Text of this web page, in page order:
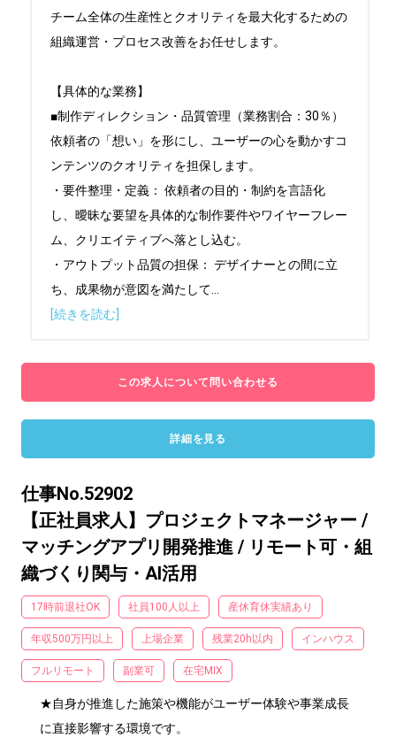
チーム全体の生産性とクオリティを最大化するための
組織運営・プロセス改善をお任せします。
【具体的な業務】
■制作ディレクション・品質管理（業務割合：30％）
依頼者の「想い」を形にし、ユーザーの心を動かすコ
ンテンツのクオリティを担保します。
・要件整理・定義： 依頼者の目的・制約を言語化
し、曖昧な要望を具体的な制作要件やワイヤーフレー
ム、クリエイティブへ落とし込む。
・アウトプット品質の担保： デザイナーとの間に立
ち、成果物が意図を満たして
[続きを読む]
この求人について問い合わせる
詳細を見る
仕事No.52902
【正社員求人】プロジェクトマネージャー /
マッチングアプリ開発推進 / リモート可・組
織づくり関与・AI活用
17時前退社OK 社員100人以上 産休育休実績あり
年収500万円以上 上場企業 残業20h以内 インハウス
フルリモート 副業可 在宅MIX
★自身が推進した施策や機能がユーザー体験や事業成長
に直接影響する環境です。